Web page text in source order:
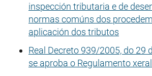
inspección tributaria e de
normas comúns dos
aplicación dos tributos
Real Decreto 939/2005, do 29
se aproba o Regulamento